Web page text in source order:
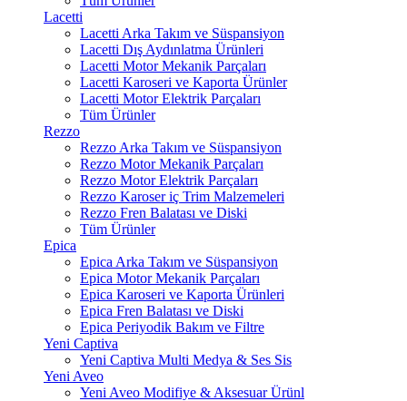
Lacetti
Lacetti Arka Takım ve Süspansiyon
Lacetti Dış Aydınlatma Ürünleri
Lacetti Motor Mekanik Parçaları
Lacetti Karoseri ve Kaporta Ürünler
Lacetti Motor Elektrik Parçaları
Tüm Ürünler
Rezzo
Rezzo Arka Takım ve Süspansiyon
Rezzo Motor Mekanik Parçaları
Rezzo Motor Elektrik Parçaları
Rezzo Karoser iç Trim Malzemeleri
Rezzo Fren Balatası ve Diski
Tüm Ürünler
Epica
Epica Arka Takım ve Süspansiyon
Epica Motor Mekanik Parçaları
Epica Karoseri ve Kaporta Ürünleri
Epica Fren Balatası ve Diski
Epica Periyodik Bakım ve Filtre
Yeni Captiva
Yeni Captiva Multi Medya & Ses Sis
Yeni Aveo
Yeni Aveo Modifiye & Aksesuar Ürünl